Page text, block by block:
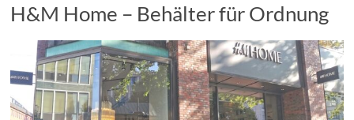
H&M Home – Behälter für Ordnung